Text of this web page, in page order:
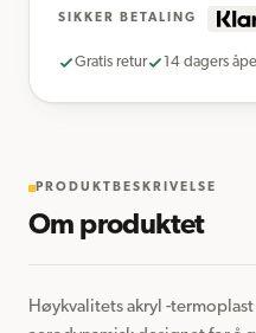
SIKKER BETALING
Gratis retur 14 dagers
PRODUKTBESKRIVELSE
Om produktet
Høykvalitets akryl -